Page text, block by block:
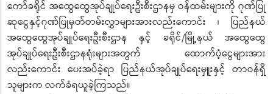
ကော်ခရိုင် အထွေထွေအုပ်ချုပ်ရေးဦးစီးဌာနမှ ဝန်ထမ်းများကို ဂုဏ်ပြု
ဆုငွေနှင့်ဂုဏ်ပြုမှတ်တမ်းလွှာများအားလည်းကောင်း ၊ ပြည်နယ်
အထွေထွေအုပ်ချုပ်ရေးဦးစီးဌာန နှင့် ခရိုင်/မြို့နယ် အထွေထွေ
အုပ်ချုပ်ရေးဦးစီးဌာနရုံးများအတွက် ထောက်ပံ့ငွေများအား
လည်းကောင်း ပေးအပ်ခဲ့ရာ ပြည်နယ်အုပ်ချုပ်ရေးမှူးနှင့် တာဝန်ရှိ
သူများက လက်ခံရယူခဲ့ကြသည်။